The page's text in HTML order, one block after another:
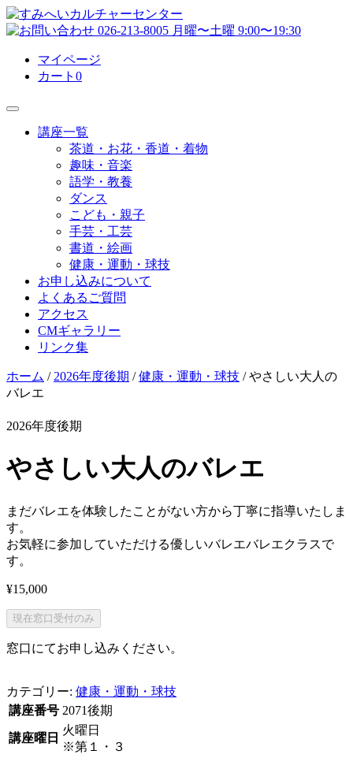
マイページ
カート 0
講座一覧
茶道・お花・香道・着物
趣味・音楽
語学・教養
ダンス
こども・親子
手芸・工芸
書道・絵画
健康・運動・球技
お申し込みについて
よくあるご質問
アクセス
CMギャラリー
リンク集
ホーム / 2026年度後期 /健康・運動・球技 / やさしい大人の
バレエ
2026年度後期
やさしい大人のバレエ
まだバレエを体験したことがない方から丁寧に指導いたしま
す。
お気軽に参加していただける優しいバレエバレエクラスで
す。
¥15,000
現在窓口受付のみ
窓口にてお申し込みください。
カテゴリー: 健康・運動・球技
講座番号 2071後期
講座曜日
火曜日
※第１・３